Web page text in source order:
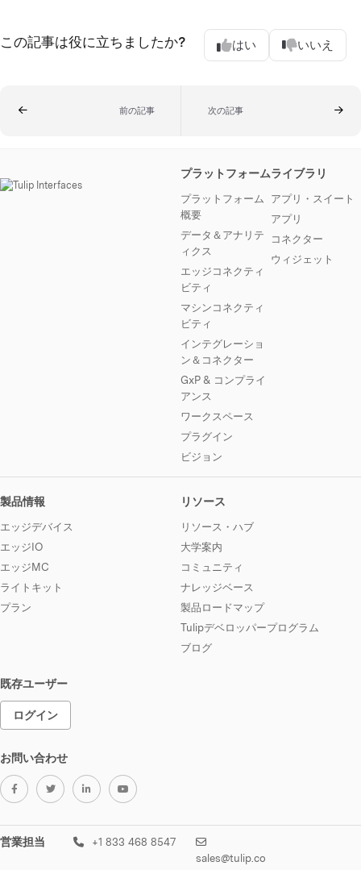
この記事は役に立ちましたか? はい いいえ
前の記事 次の記事
プラットフォーム
プラットフォーム
概要
データ＆アナリテ
ィクス
エッジコネクティ
ビティ
マシンコネクティ
ビティ
インテグレーショ
ン＆コネクター
GxP & コンプライ
アンス
ワークスペース
プラグイン
ビジョン
ライブラリ
アプリ・スイート
アプリ
コネクター
ウィジェット
製品情報
エッジデバイス
エッジIO
エッジMC
ライトキット
プラン
リソース
リソース・ハブ
大学案内
コミュニティ
ナレッジベース
製品ロードマップ
Tulipデベロッパープログラム
ブログ
既存ユーザー
ログイン
お問い合わせ
営業担当
+1 833 468 8547
sales@tulip.co